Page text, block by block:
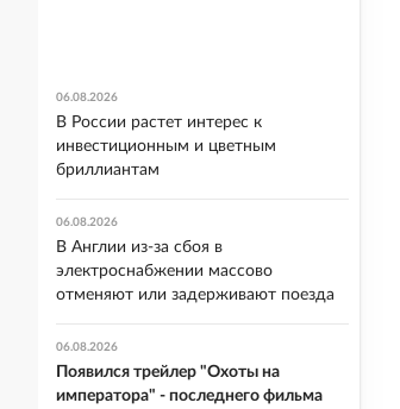
06.08.2026
В России растет интерес к
инвестиционным и цветным
бриллиантам
06.08.2026
В Англии из-за сбоя в
электроснабжении массово
отменяют или задерживают поезда
06.08.2026
Появился трейлер "Охоты на
императора" - последнего фильма